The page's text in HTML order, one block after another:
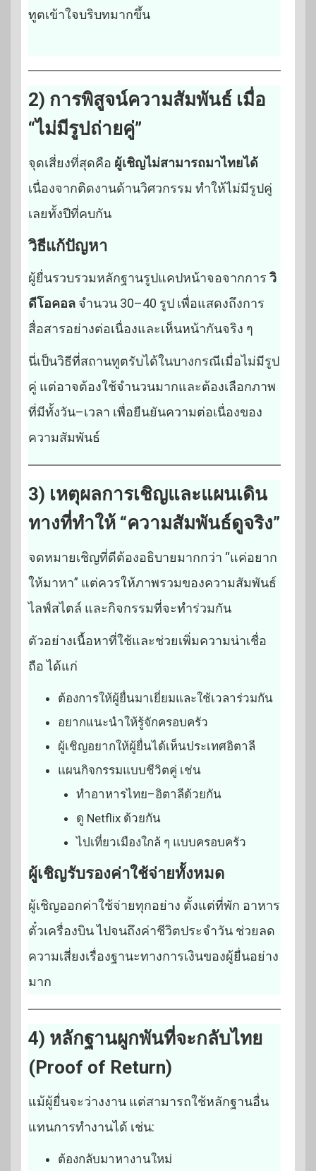
ทูตเข้าใจบริบทมากขึ้น
2) การพิสูจน์ความสัมพันธ์ เมื่อ
“ไม่มีรูปถ่ายคู่”
จุดเสี่ยงที่สุดคือ ผู้เชิญไม่สามารถมาไทยได้
เนื่องจากติดงานด้านวิศวกรรม ทำให้ไม่มีรูปคู่
เลยทั้งปีที่คบกัน
วิธีแก้ปัญหา
ผู้ยื่นรวบรวมหลักฐานรูปแคปหน้าจอจากการ วิ
ดีโอคอล จำนวน 30–40 รูป เพื่อแสดงถึงการ
สื่อสารอย่างต่อเนื่องและเห็นหน้ากันจริง ๆ
นี่เป็นวิธีที่สถานทูตรับได้ในบางกรณีเมื่อไม่มีรูป
คู่ แต่อาจต้องใช้จำนวนมากและต้องเลือกภาพ
ที่มีทั้งวัน–เวลา เพื่อยืนยันความต่อเนื่องของ
ความสัมพันธ์
3) เหตุผลการเชิญและแผนเดิน
ทางที่ทำให้ “ความสัมพันธ์ดูจริง”
จดหมายเชิญที่ดีต้องอธิบายมากกว่า “แค่อยาก
ให้มาหา” แต่ควรให้ภาพรวมของความสัมพันธ์
ไลฟ์สไตล์ และกิจกรรมที่จะทำร่วมกัน
ตัวอย่างเนื้อหาที่ใช้และช่วยเพิ่มความน่าเชื่อ
ถือ ได้แก่
ต้องการให้ผู้ยื่นมาเยี่ยมและใช้เวลาร่วมกัน
อยากแนะนำให้รู้จักครอบครัว
ผู้เชิญอยากให้ผู้ยื่นได้เห็นประเทศอิตาลี
แผนกิจกรรมแบบชีวิตคู่ เช่น
ทำอาหารไทย–อิตาลีด้วยกัน
ดู Netflix ด้วยกัน
ไปเที่ยวเมืองใกล้ ๆ แบบครอบครัว
ผู้เชิญรับรองค่าใช้จ่ายทั้งหมด
ผู้เชิญออกค่าใช้จ่ายทุกอย่าง ตั้งแต่ที่พัก อาหาร
ตั๋วเครื่องบิน ไปจนถึงค่าชีวิตประจำวัน ช่วยลด
ความเสี่ยงเรื่องฐานะทางการเงินของผู้ยื่นอย่าง
มาก
4) หลักฐานผูกพันที่จะกลับไทย
(Proof of Return)
แม้ผู้ยื่นจะว่างงาน แต่สามารถใช้หลักฐานอื่น
แทนการทำงานได้ เช่น:
ต้องกลับมาหางานใหม่